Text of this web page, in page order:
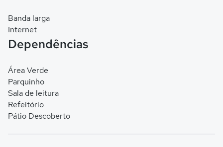
Banda larga
Internet
Dependências
Área Verde
Parquinho
Sala de leitura
Refeitório
Pátio Descoberto